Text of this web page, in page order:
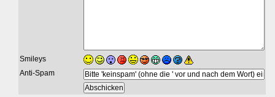
Smileys
Anti-Spam